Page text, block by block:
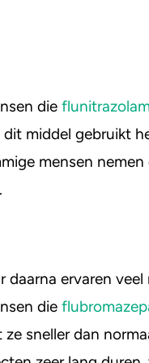
die
dit middel gebruikt
mensen nemen
daarna ervaren
die
sneller dan